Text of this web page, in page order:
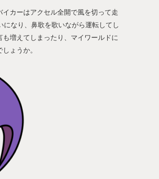
カーはアクセル全開で風を切って走
なり、鼻歌を歌いながら運転してし
増えてしまったり、マイワールドに
ょうか。